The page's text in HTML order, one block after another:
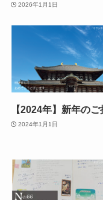
2026年1月1日
【2024年】新年のご
2024年1月1日